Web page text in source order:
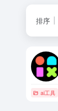
排序
ai工具